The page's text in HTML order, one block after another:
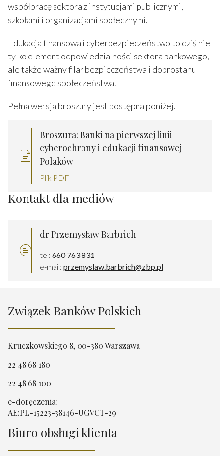
współpracę sektora z instytucjami publicznymi,
szkołami i organizacjami społecznymi.
Edukacja finansowa i cyberbezpieczeństwo to dziś nie
tylko element odpowiedzialności sektora bankowego,
ale także ważny filar bezpieczeństwa i dobrostanu
finansowego społeczeństwa.
Pełna wersja broszury jest dostępna poniżej.
Broszura: Banki na pierwszej linii
cyberochrony i edukacji finansowej
Polaków
Plik PDF
Kontakt dla mediów
dr Przemysław Barbrich
tel: 660 763 831
e-mail: przemyslaw.barbrich@zbp.pl
Związek Banków Polskich
Kruczkowskiego 8, 00-380 Warszawa
22 48 68 180
22 48 68 100
e-doręczenia:
AE:PL-15223-38146-UGVCT-29
Biuro obsługi klienta